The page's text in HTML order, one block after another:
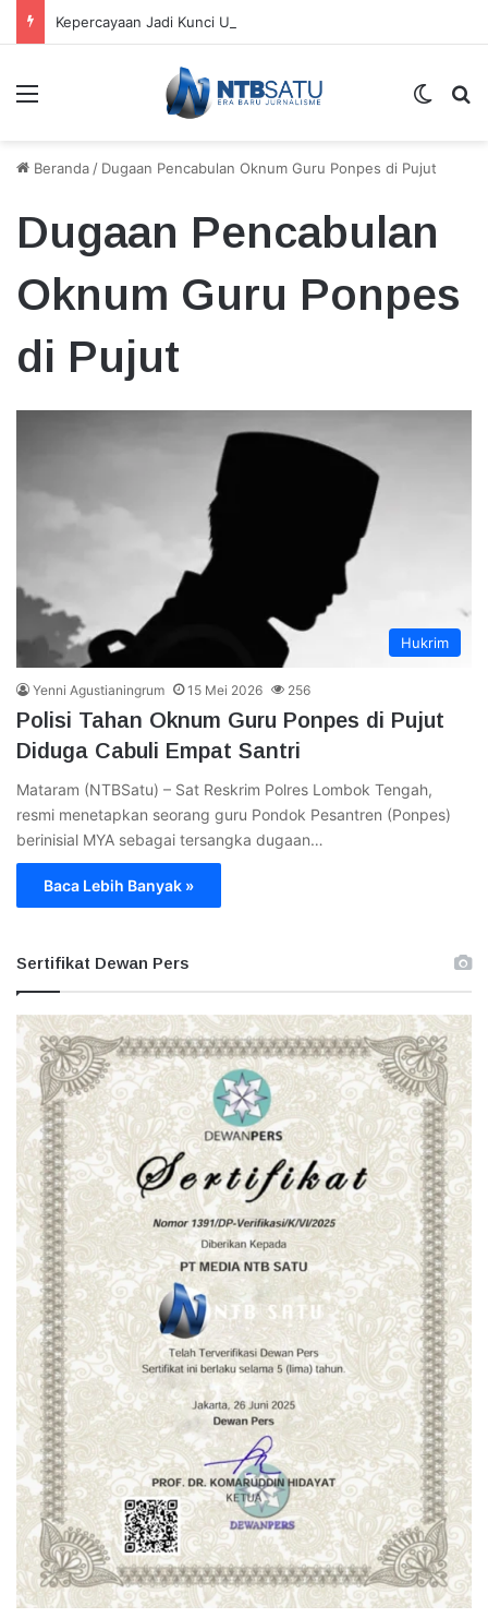
Menu
Beranda / Dugaan Pencabulan Oknum Guru Ponpes di Pujut
Dugaan Pencabulan
Oknum Guru Ponpes
di Pujut
Hukrim
Yenni Agustianingrum 15 Mei 2026 256
Polisi Tahan Oknum Guru Ponpes di Pujut
Diduga Cabuli Empat Santri
Mataram (NTBSatu) – Sat Reskrim Polres Lombok Tengah,
resmi menetapkan seorang guru Pondok Pesantren (Ponpes)
berinisial MYA sebagai tersangka dugaan…
Baca Lebih Banyak »
Sertifikat Dewan Pers